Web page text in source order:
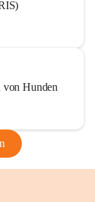
von Hunden